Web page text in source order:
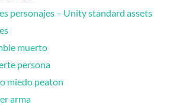
personajes – Unity standard assets
muerto
persona
miedo peaton
arma